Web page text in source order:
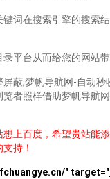
词在搜索引擎的搜索
平台从而给您的网站
蔽,梦帆导航网-自动秒
者照样借助梦帆导航
上百度，希望贵站能
持！
"